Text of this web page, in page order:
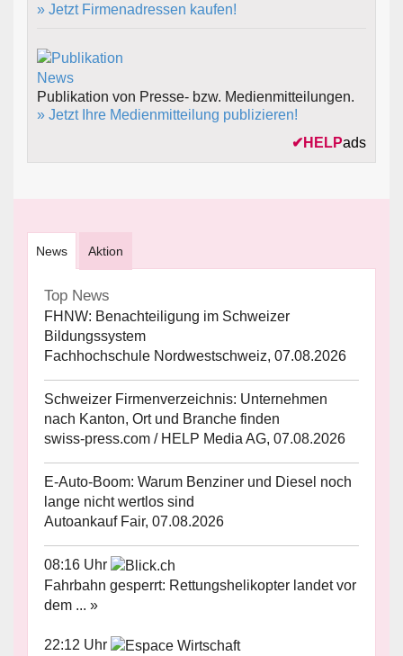
» Jetzt Firmenadressen kaufen!
Publikation von Presse- bzw. Medienmitteilungen.
» Jetzt Ihre Medienmitteilung publizieren!
✔ HELPads
News Aktion
Top News
FHNW: Benachteiligung im Schweizer
Bildungssystem
Fachhochschule Nordwestschweiz, 07.08.2026
Schweizer Firmenverzeichnis: Unternehmen
nach Kanton, Ort und Branche finden
swiss-press.com / HELP Media AG, 07.08.2026
E-Auto-Boom: Warum Benziner und Diesel noch
lange nicht wertlos sind
Autoankauf Fair, 07.08.2026
08:16 Uhr
Fahrbahn gesperrt: Rettungshelikopter landet vor
dem ... »
22:12 Uhr